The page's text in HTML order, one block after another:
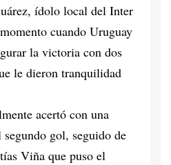
ídolo local del Inter
cuando Uruguay
la victoria con dos
le dieron tranquilidad
acertó con una
gol, seguido de
Viña que puso el